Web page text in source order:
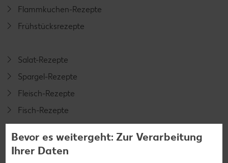
Flammkuchen-Rezepte
Frühstücksrezepte
Salat-Rezepte
Spargel-Rezepte
Fleisch-Rezepte
Fisch-Rezepte
Geflügel-Rezepte
Lamm-Rezepte
Bevor es weitergeht: Zur Verarbeitung
Ihrer Daten